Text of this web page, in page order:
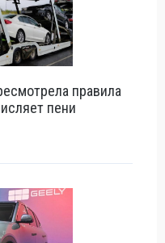
правила
пени